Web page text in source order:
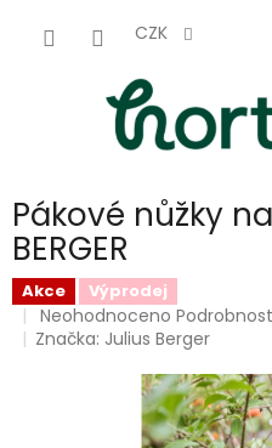
CZK
Pákové nůžky
BERGER
Akce Výprodej
Průměrné
hodnocení
Neohodnoceno
Značka: Julius Berger